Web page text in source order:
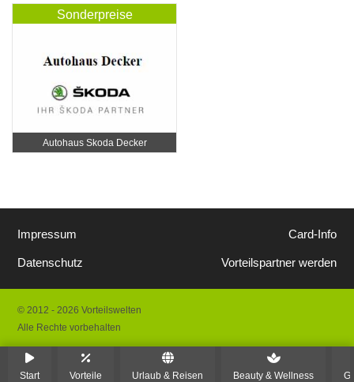
Start Vorteile Urlaub & Reisen Beauty & Wellness
Sonderpreise
Autohaus Skoda Decker
Impressum
Datenschutz
Card-Info
Vorteilspartner werden
© 2012 - 2026 Vorteilswelten
Alle Rechte vorbehalten